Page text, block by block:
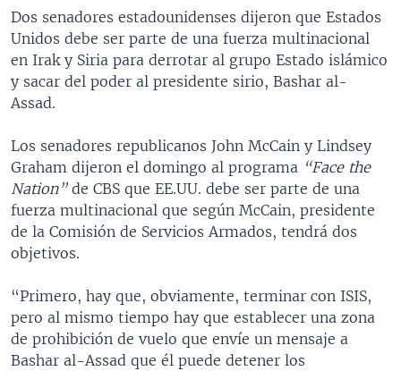
FORO [RADIO]
DEPORTIVO INTERNACIONAL
NOTA ECONÓMICA
Idiomas
Dos senadores estadounidenses dijeron que Estados
Unidos debe ser parte de una fuerza multinacional
en Irak y Siria para derrotar al grupo Estado islámico
y sacar del poder al presidente sirio, Bashar al-
Assad.
Los senadores republicanos John McCain y Lindsey
Graham dijeron el domingo al programa “Face the
Nation”de CBS que EE.UU. debe ser parte de una
fuerza multinacional que según McCain, presidente
de la Comisión de Servicios Armados, tendrá dos
objetivos.
“Primero, hay que, obviamente, terminar con ISIS,
pero al mismo tiempo hay que establecer una zona
de prohibición de vuelo que envíe un mensaje a
Bashar al-Assad que él puede detener los